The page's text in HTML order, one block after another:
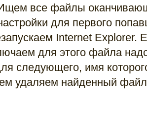
Ищем все файлы
для первого
Internet Explorer.
для этого файла
следующего, имя
удаляем найденный